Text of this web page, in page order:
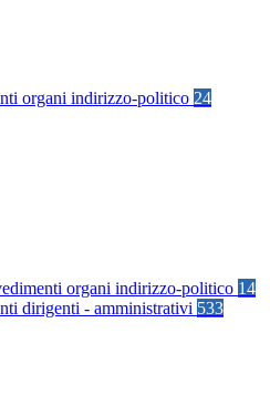
organi indirizzo-politico 24
organi indirizzo-politico 14
dirigenti - amministrativi 533